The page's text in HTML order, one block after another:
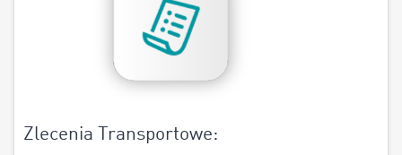
Zlecenia Transportowe: